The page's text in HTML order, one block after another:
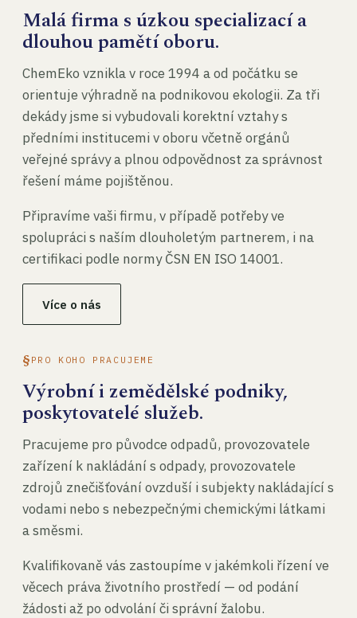
Malá firma s úzkou specializací a
dlouhou pamětí oboru.
ChemEko vznikla v roce 1994 a od počátku se
orientuje výhradně na podnikovou ekologii. Za tři
dekády jsme si vybudovali korektní vztahy s
předními institucemi v oboru včetně orgánů
veřejné správy a plnou odpovědnost za správnost
řešení máme pojištěnou.
Připravíme vaši firmu, v případě potřeby ve
spolupráci s naším dlouholetým partnerem, i na
certifikaci podle normy ČSN EN ISO 14001.
Více o nás
PRO KOHO PRACUJEME
Výrobní i zemědělské podniky,
poskytovatelé služeb.
Pracujeme pro původce odpadů, provozovatele
zařízení k nakládání s odpady, provozovatele
zdrojů znečišťování ovzduší i subjekty nakládající s
vodami nebo s nebezpečnými chemickými látkami
a směsmi.
Kvalifikovaně vás zastoupíme v jakémkoli řízení ve
věcech práva životního prostředí — od podání
žádosti až po odvolání či správní žalobu.